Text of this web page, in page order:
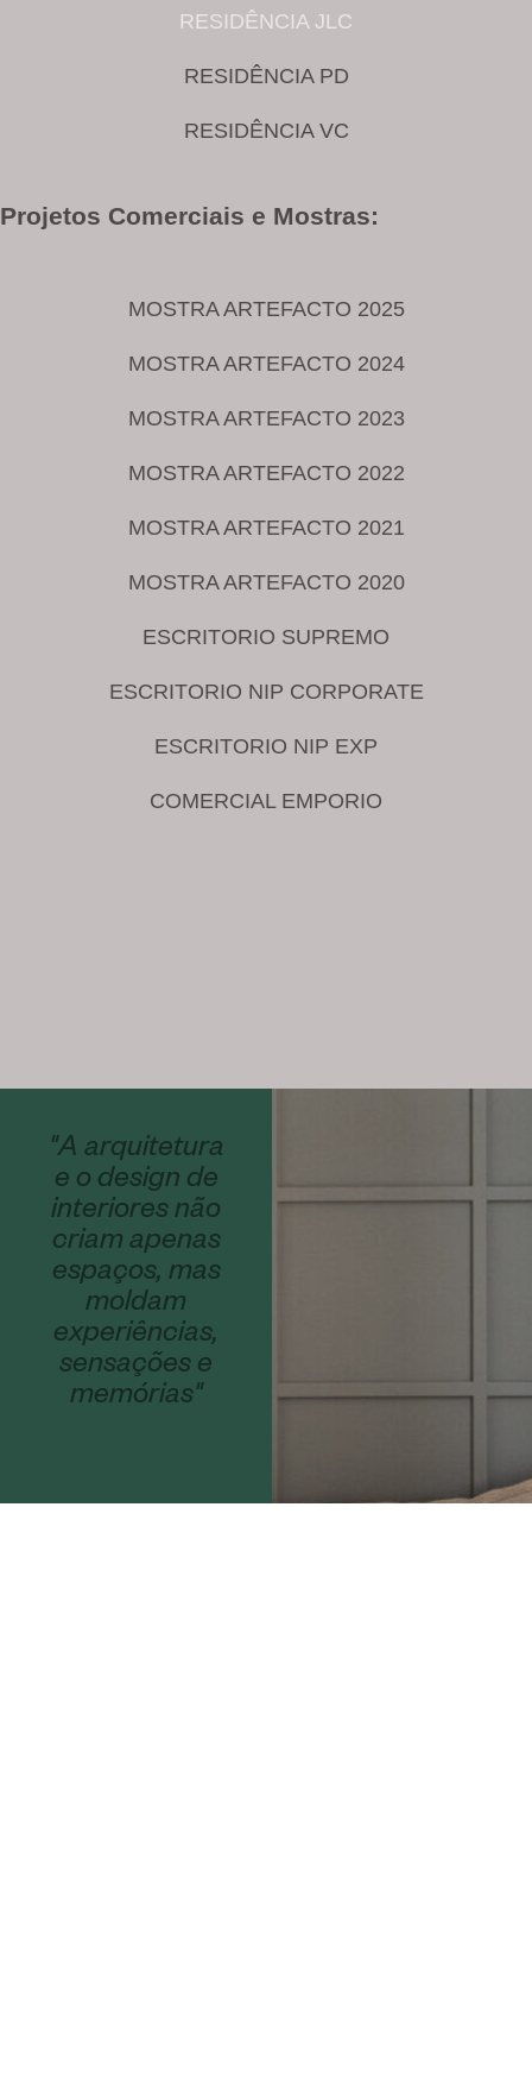
RESIDÊNCIA JLC
RESIDÊNCIA PD
RESIDÊNCIA VC
Projetos Comerciais e Mostras:
MOSTRA ARTEFACTO 2025
MOSTRA ARTEFACTO 2024
MOSTRA ARTEFACTO 2023
MOSTRA ARTEFACTO 2022
MOSTRA ARTEFACTO 2021
MOSTRA ARTEFACTO 2020
ESCRITORIO SUPREMO
ESCRITORIO NIP CORPORATE
ESCRITORIO NIP EXP
COMERCIAL EMPORIO
"A arquitetura
e o design de
interiores não
criam apenas
espaços, mas
moldam
experiências,
sensações e
memórias"